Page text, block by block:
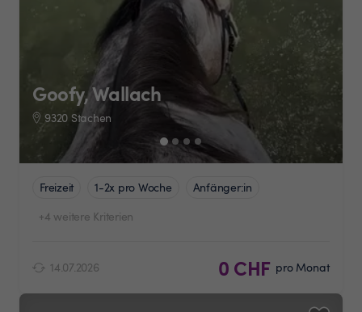
Goofy, Wallach
9320 Stachen
Freizeit 1-2x pro Woche
Anfänger:in
+4 weitere Kriterien
14.07.2026 0 CHF pro Monat